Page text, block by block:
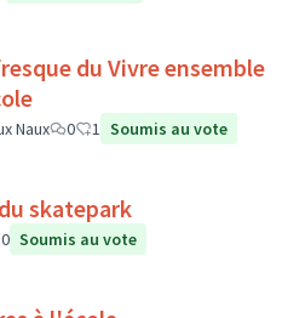
du Vivre ensemble
Naux 0 1 Soumis au vote
skatepark
0 Soumis au vote